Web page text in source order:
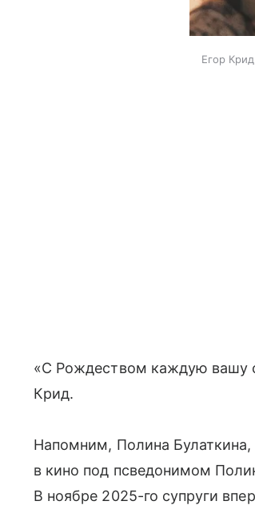
Егор
«С Рождеством каждую вашу
Крид.
Напомним, Полина Булаткина,
в кино под псведонимом
В ноябре 2025-го супруги